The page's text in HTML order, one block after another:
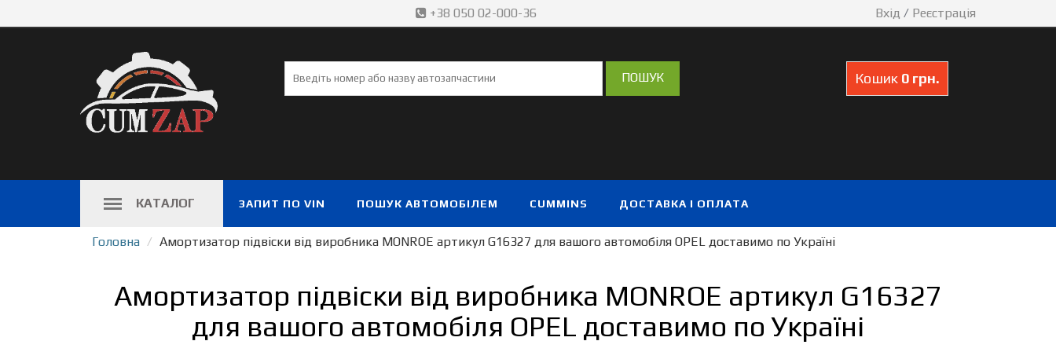
+38 050 02-000-36 Вхід / Реєстрація
Кошик 0 грн.
КАТАЛОГ ЗАПИТ ПО VIN ПОШУК АВТОМОБІЛЕМ CUMMINS ДОСТАВКА І ОПЛАТА
Головна Амортизатор підвіски від виробника MONROE артикул G16327 для вашого автомобіля OPEL доставимо по Україні
Амортизатор підвіски від виробника MONROE артикул G16327
для вашого автомобіля OPEL доставимо по Україні